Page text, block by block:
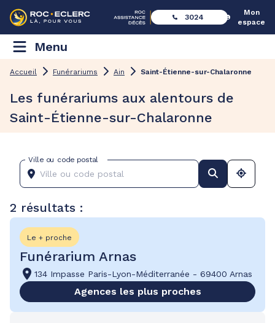
3024
Mon
espace
Menu
Accueil Funérariums Ain Saint-Étienne-sur-Chalaronne
Les funérariums aux alentours de
Saint-Étienne-sur-Chalaronne
Ville ou code postal
2 résultats :
Le + proche
Funérarium Arnas
134 Impasse Paris-Lyon-Méditerranée - 69400 Arnas
Agences les plus proches